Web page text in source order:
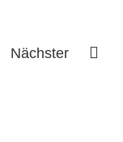
Nächster